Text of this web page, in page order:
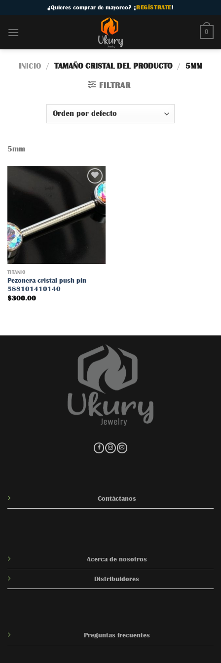
content
¿Quieres comprar de mayoreo? ¡REGÍSTRATE!
0
INICIO / TAMAÑO CRISTAL DEL PRODUCTO / 5MM
FILTRAR
5mm
Añadir
a la
lista
TITANIO
Pezonera cristal push pin
588101410140
$300.00
Acerca de nosotros
Distribuidores
Preguntas frecuentes
Contáctanos